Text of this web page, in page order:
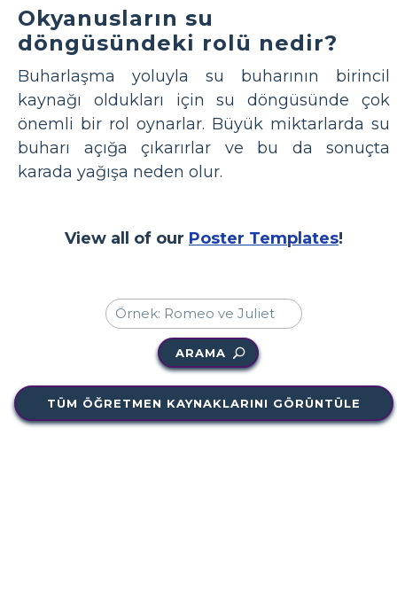
Okyanusların su
döngüsündeki rolü nedir?
Buharlaşma yoluyla su buharının birincil
kaynağı oldukları için su döngüsünde çok
önemli bir rol oynarlar. Büyük miktarlarda su
buharı açığa çıkarırlar ve bu da sonuçta
karada yağışa neden olur.
View all of our Poster Templates!
ARAMA
TÜM ÖĞRETMEN KAYNAKLARINI GÖRÜNTÜLE